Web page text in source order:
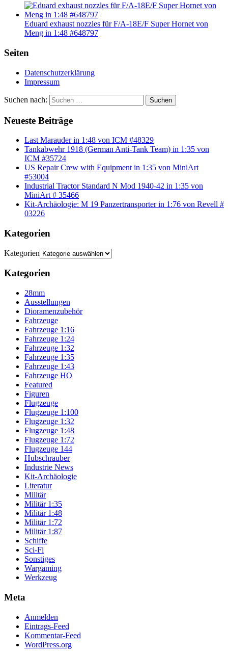
Eduard exhaust nozzles für F/A-18E/F Super Hornet von
Meng in 1:48 #648797
Seiten
Datenschutzerklärung
Impressum
Suchen nach: Suchen
Neueste Beiträge
Last Marauder in 1:48 von ICM #48329
Tankabwehr 1918 (German Anti-Tank Team) in 1:35 von
ICM #35724
US Repair Crew with Equipment in 1:35 von MiniArt
#53004
Industrial Tractor Standard N Mod 1940-42 in 1:35 von
MiniArt # 35466
Kit-Archäologie: M 19 Panzertransporter in 1:76 von Revell #
03226
Kategorien
Kategorien
Kategorien
28mm
Ausstellungen
Dioramenzubehör
Fahrzeuge
Fahrzeuge 1:16
Fahrzeuge 1:24
Fahrzeuge 1:32
Fahrzeuge 1:35
Fahrzeuge 1:43
Fahrzeuge HO
Featured
Figuren
Flugzeuge
Flugzeuge 1:100
Flugzeuge 1:32
Flugzeuge 1:48
Flugzeuge 1:72
Flugzeuge 144
Hubschrauber
Industrie News
Kit-Archäologie
Literatur
Militär
Militär 1:35
Militär 1:48
Militär 1:72
Militär 1:87
Schiffe
Sci-Fi
Sonstiges
Wargaming
Werkzeug
Meta
Anmelden
Eintrags-Feed
Kommentar-Feed
WordPress.org